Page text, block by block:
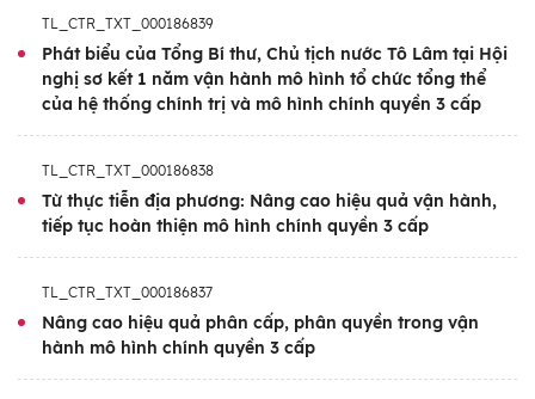
TL_CTR_TXT_000186839
Phát biểu của Tổng Bí thư, Chủ tịch nước Tô Lâm tại Hội
nghị sơ kết 1 năm vận hành mô hình tổ chức tổng thể
của hệ thống chính trị và mô hình chính quyền 3 cấp
TL_CTR_TXT_000186838
Từ thực tiễn địa phương: Nâng cao hiệu quả vận hành,
tiếp tục hoàn thiện mô hình chính quyền 3 cấp
TL_CTR_TXT_000186837
Nâng cao hiệu quả phân cấp, phân quyền trong vận
hành mô hình chính quyền 3 cấp